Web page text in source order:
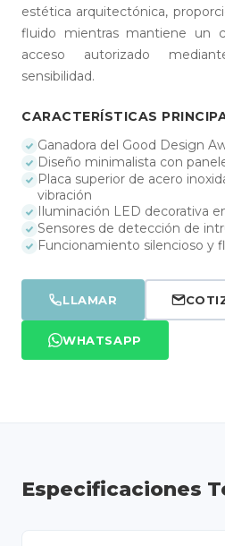
estética arquitectónica,
fluido mientras mantiene un
acceso autorizado
sensibilidad.
CARACTERÍSTICAS
Ganadora del Good Design
Diseño minimalista con
Placa superior de acero
vibración
Iluminación LED decorativa
Sensores de detección de
Funcionamiento silencioso y
LLAMAR
WHATSAPP
Especificaciones